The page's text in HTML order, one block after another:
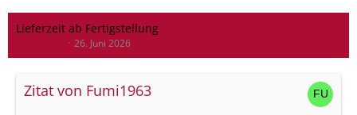
Lieferzeit ab Fertigstellung
26. Juni 2026
Zitat von Fumi1963